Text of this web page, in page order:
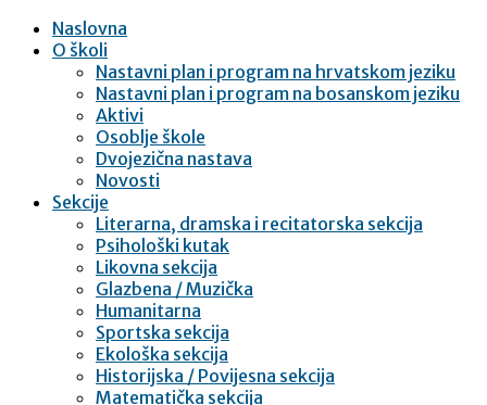
Naslovna
O školi
Nastavni plan i program na hrvatskom jeziku
Nastavni plan i program na bosanskom jeziku
Aktivi
Osoblje škole
Dvojezična nastava
Novosti
Sekcije
Literarna, dramska i recitatorska sekcija
Psihološki kutak
Likovna sekcija
Glazbena / Muzička
Humanitarna
Sportska sekcija
Ekološka sekcija
Historijska / Povijesna sekcija
Matematička sekcija